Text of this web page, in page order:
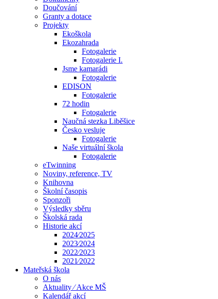
Doučování
Granty a dotace
Projekty
Ekoškola
Ekozahrada
Fotogalerie
Fotogalerie I.
Jsme kamarádi
Fotogalerie
EDISON
Fotogalerie
72 hodin
Fotogalerie
Naučná stezka Liběšice
Česko vesluje
Fotogalerie
Naše virtuální škola
Fotogalerie
eTwinning
Noviny, reference, TV
Knihovna
Školní časopis
Sponzoři
Výsledky sběru
Školská rada
Historie akcí
2024⁄2025
2023⁄2024
2022⁄2023
2021⁄2022
Mateřská škola
O nás
Aktuality ⁄ Akce MŠ
Kalendář akcí